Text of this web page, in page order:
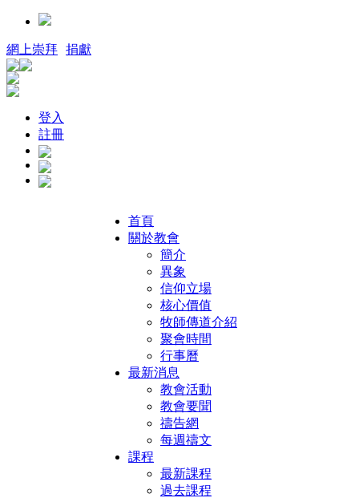
網上崇拜 捐獻
登入
註冊
首頁
關於教會
簡介
異象
信仰立場
核心價值
牧師傳道介紹
聚會時間
行事曆
最新消息
教會活動
教會要聞
禱告網
每週禱文
課程
最新課程
過去課程